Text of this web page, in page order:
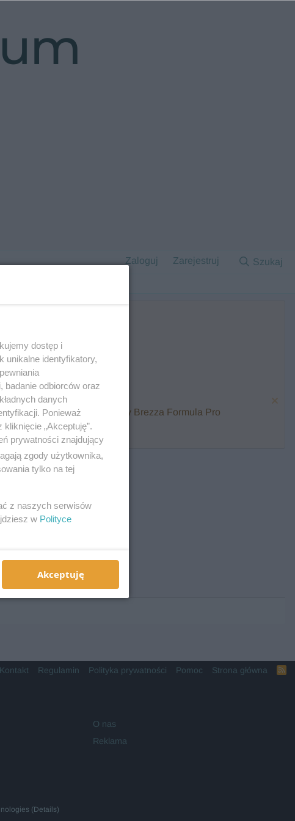
Zaloguj Zarejestruj Szukaj
karmienia i zawalcz o Baby Brezza Formula Pro
Kontakt Regulamin Polityka prywatności Pomoc Strona główna
R
O nas
Reklama
(Details)
dostęp i
unikalne identyfikatory,
odbiorców oraz
danych
Ponieważ
„Akceptuję”.
prywatności znajdujący
zgody użytkownika,
tylko na tej
z naszych serwisów
w Polityce
Akceptuję